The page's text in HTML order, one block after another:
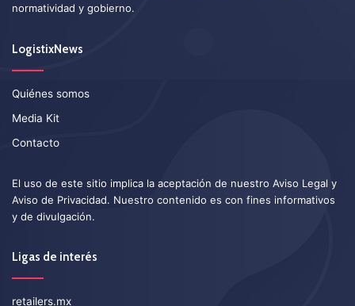
normatividad y gobierno.
LogistixNews
Quiénes somos
Media Kit
Contacto
El uso de este sitio implica la aceptación de nuestro Aviso Legal y
Aviso de Privacidad. Nuestro contenido es con fines informativos
y de divulgación.
Ligas de interés
retailers.mx